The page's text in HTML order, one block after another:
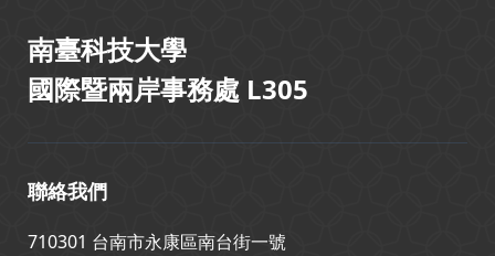
南臺科技大學
國際暨兩岸事務處 L305
聯絡我們
710301 台南市永康區南台街一號